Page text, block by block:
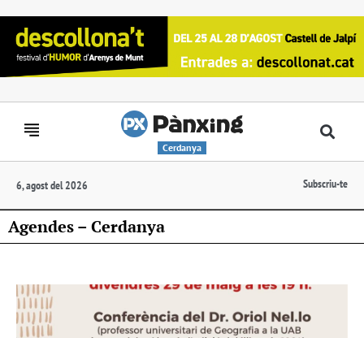
Cerdanya
6, agost del 2026 Subscriu-te
Agendes – Cerdanya